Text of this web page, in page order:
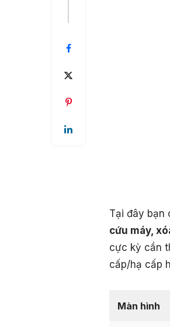
Tại đây bạn
cứu máy,
cực kỳ cần
cấp/hạ cấp
Màn hình